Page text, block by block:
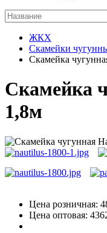
ЖКХ
Скамейки
Скамейка
Скамейка
1,8м
Цена розничная:
Цена оптовая: